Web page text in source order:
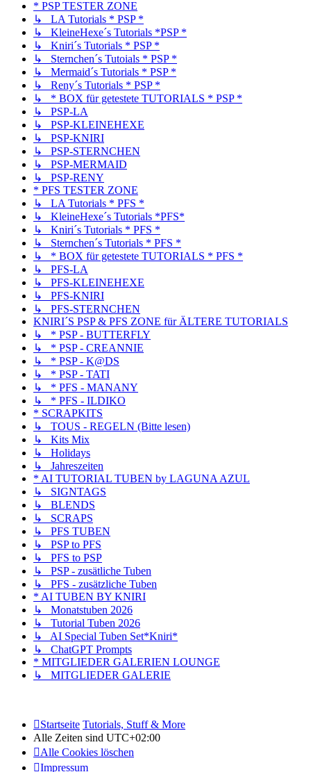
* PSP TESTER ZONE
↳ LA Tutorials * PSP *
↳ KleineHexe´s Tutorials *PSP *
↳ Kniri´s Tutorials * PSP *
↳ Sternchen´s Tutoials * PSP *
↳ Mermaid´s Tutorials * PSP *
↳ Reny´s Tutorials * PSP *
↳ * BOX für getestete TUTORIALS * PSP *
↳ PSP-LA
↳ PSP-KLEINEHEXE
↳ PSP-KNIRI
↳ PSP-STERNCHEN
↳ PSP-MERMAID
↳ PSP-RENY
* PFS TESTER ZONE
↳ LA Tutorials * PFS *
↳ KleineHexe´s Tutorials *PFS*
↳ Kniri´s Tutorials * PFS *
↳ Sternchen´s Tutorials * PFS *
↳ * BOX für getestete TUTORIALS * PFS *
↳ PFS-LA
↳ PFS-KLEINEHEXE
↳ PFS-KNIRI
↳ PFS-STERNCHEN
KNIRI´S PSP & PFS ZONE für ÄLTERE TUTORIALS
↳ * PSP - BUTTERFLY
↳ * PSP - CREANNIE
↳ * PSP - K@DS
↳ * PSP - TATI
↳ * PFS - MANANY
↳ * PFS - ILDIKO
* SCRAPKITS
↳ TOUS - REGELN (Bitte lesen)
↳ Kits Mix
↳ Holidays
↳ Jahreszeiten
* AI TUTORIAL TUBEN by LAGUNA AZUL
↳ SIGNTAGS
↳ BLENDS
↳ SCRAPS
↳ PFS TUBEN
↳ PSP to PFS
↳ PFS to PSP
↳ PSP - zusätliche Tuben
↳ PFS - zusätzliche Tuben
* AI TUBEN BY KNIRI
↳ Monatstuben 2026
↳ Tutorial Tuben 2026
↳ AI Special Tuben Set*Kniri*
↳ ChatGPT Prompts
* MITGLIEDER GALERIEN LOUNGE
↳ MITGLIEDER GALERIE
Startseite Tutorials, Stuff & More
Alle Zeiten sind UTC+02:00
Alle Cookies löschen
Impressum